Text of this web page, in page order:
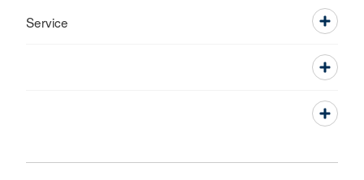
Service